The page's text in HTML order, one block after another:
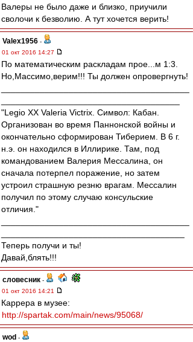
Валеры не было даже и близко, приучили
сволочи к безволию. А тут хочется верить!
Valex1956 -
01 окт 2016 14:27
По математическим раскладам прое...м 1:3.
Но,Массимо,верим!!! Ты должен опровергнуть!
"Legio XX Valeria Victrix. Символ: Кабан.
Организован во время Паннонской войны и
окончательно сформирован Тиберием. В 6 г.
н.э. он находился в Иллирике. Там, под
командованием Валерия Мессалина, он
сначала потерпел поражение, но затем
устроил страшную резню врагам. Мессалин
получил по этому случаю консульские
отличия."
Теперь получи и ты!
Давай,блять!!!
словесник -
01 окт 2016 14:21
Каррера в музее:
http://spartak.com/main/news/95068/
wod -